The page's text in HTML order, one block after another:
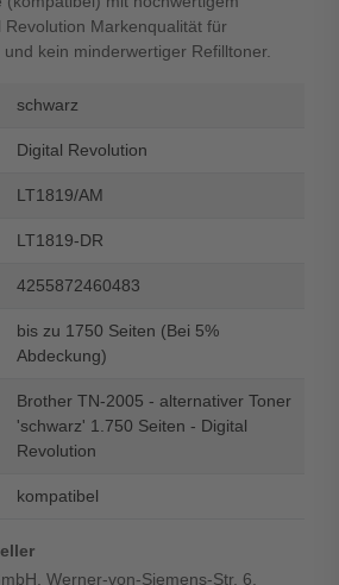
Revolution Markenqualität für
kein minderwertiger Refilltoner.
schwarz
Digital Revolution
LT1819/AM
LT1819-DR
4255872460483
bis zu 1750 Seiten (Bei 5%
Abdeckung)
Brother TN-2005 - alternativer Toner
'schwarz' 1.750 Seiten - Digital
Revolution
kompatibel
Werner-von-Siemens-Str. 6,